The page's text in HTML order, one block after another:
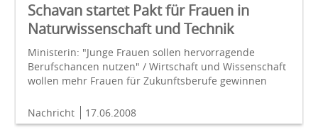
Schavan startet Pakt für Frauen in
Naturwissenschaft und Technik
Ministerin: "Junge Frauen sollen hervorragende
Berufschancen nutzen" / Wirtschaft und Wissenschaft
wollen mehr Frauen für Zukunftsberufe gewinnen
Nachricht 17.06.2008